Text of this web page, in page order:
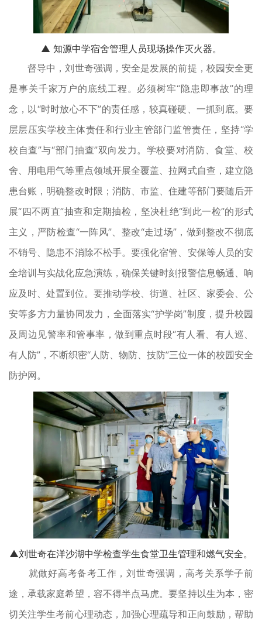
▲ 知源中学宿舍管理人员现场操作灭火器。
督导中，刘世奇强调，安全是发展的前提，校园安全更
是事关千家万户的底线工程。必须树牢“隐患即事故”的理
念，以“时时放心不下”的责任感，较真碰硬、一抓到底。要
层层压实学校主体责任和行业主管部门监管责任，坚持“学
校自查”与“部门抽查”双向发力。学校要对消防、食堂、校
舍、用电用气等重点领域开展全覆盖、拉网式自查，建立隐
患台账，明确整改时限；消防、市监、住建等部门要随后开
展“四不两直”抽查和定期抽检，坚决杜绝“到此一检”的形式
主义，严防检查“一阵风”、整改“走过场”，做到整改不彻底
不销号、隐患不消除不松手。要强化宿管、安保等人员的安
全培训与实战化应急演练，确保关键时刻报警信息畅通、响
应及时、处置到位。要推动学校、街道、社区、家委会、公
安等多方力量协同发力，全面落实“护学岗”制度，提升校园
及周边见警率和管事率，做到重点时段“有人看、有人巡、
有人防”，不断织密“人防、物防、技防”三位一体的校园安全
防护网。
▲刘世奇在洋沙湖中学检查学生食堂卫生管理和燃气安全。
就做好高考备考工作，刘世奇强调，高考关系学子前
途，承载家庭希望，容不得半点马虎。要坚持以生为本，密
切关注学生考前心理动态，加强心理疏导和正向鼓励，帮助